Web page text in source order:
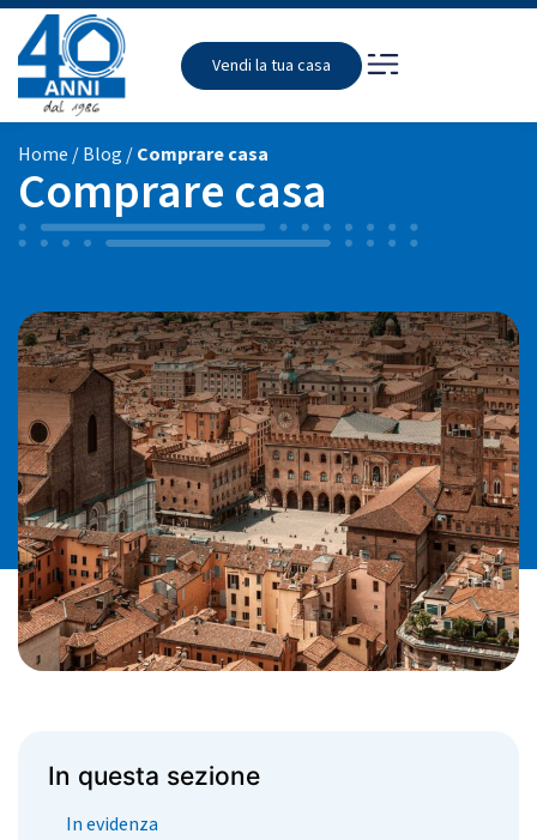
Vendi la tua casa
Home/Blog/Comprare casa
Comprare casa
In questa sezione
In evidenza